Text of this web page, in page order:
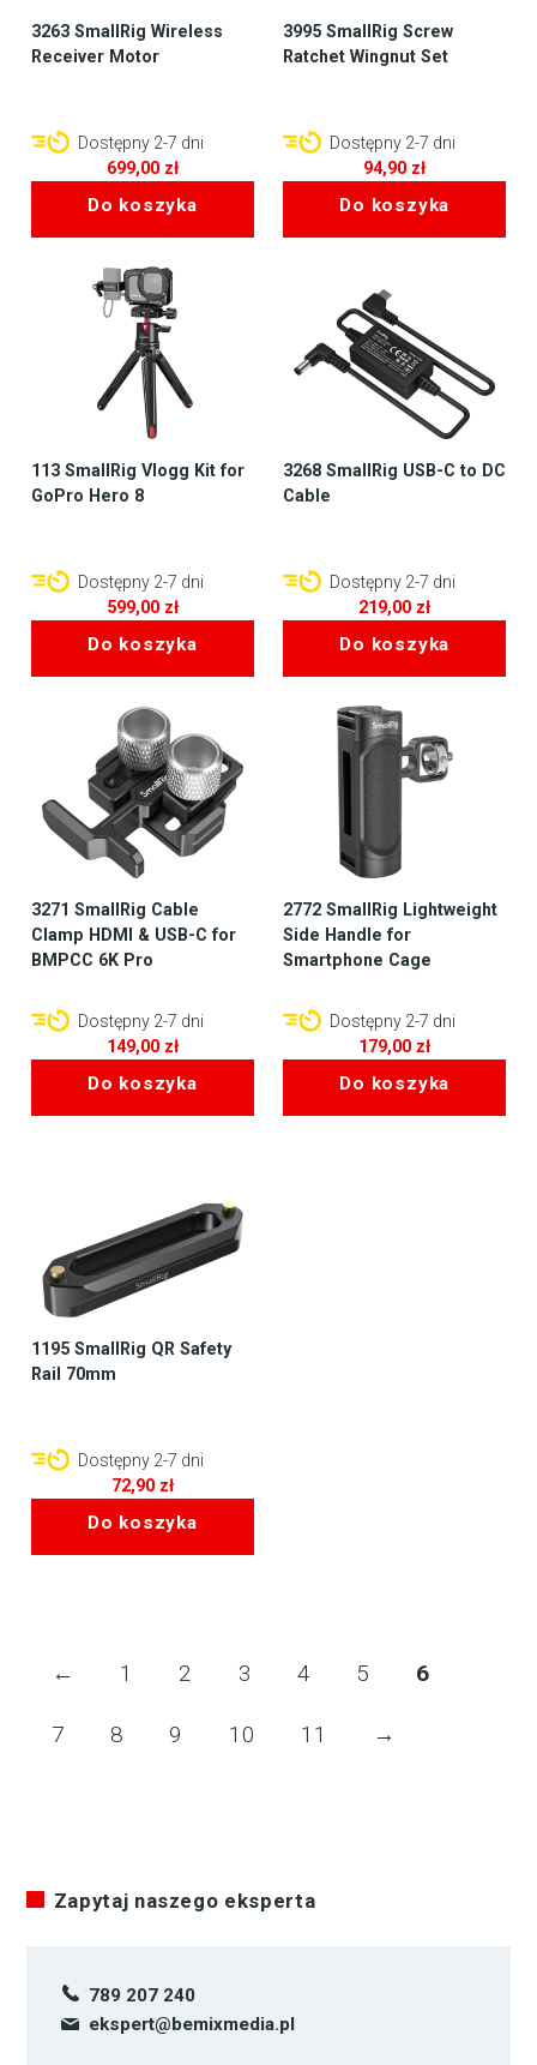
3263 SmallRig Wireless
Receiver Motor
Dostępny 2-7 dni
699,00 zł
Do koszyka
3995 SmallRig Screw
Ratchet Wingnut Set
Dostępny 2-7 dni
94,90 zł
Do koszyka
113 SmallRig Vlogg Kit for
GoPro Hero 8
Dostępny 2-7 dni
599,00 zł
Do koszyka
3268 SmallRig USB-C to DC
Cable
Dostępny 2-7 dni
219,00 zł
Do koszyka
3271 SmallRig Cable
Clamp HDMI & USB-C for
BMPCC 6K Pro
Dostępny 2-7 dni
149,00 zł
Do koszyka
2772 SmallRig Lightweight
Side Handle for
Smartphone Cage
Dostępny 2-7 dni
179,00 zł
Do koszyka
1195 SmallRig QR Safety
Rail 70mm
Dostępny 2-7 dni
72,90 zł
Do koszyka
← 1 2 3 4 5 6
7 8 9 10 11 →
Zapytaj naszego eksperta
789 207 240
ekspert@bemixmedia.pl